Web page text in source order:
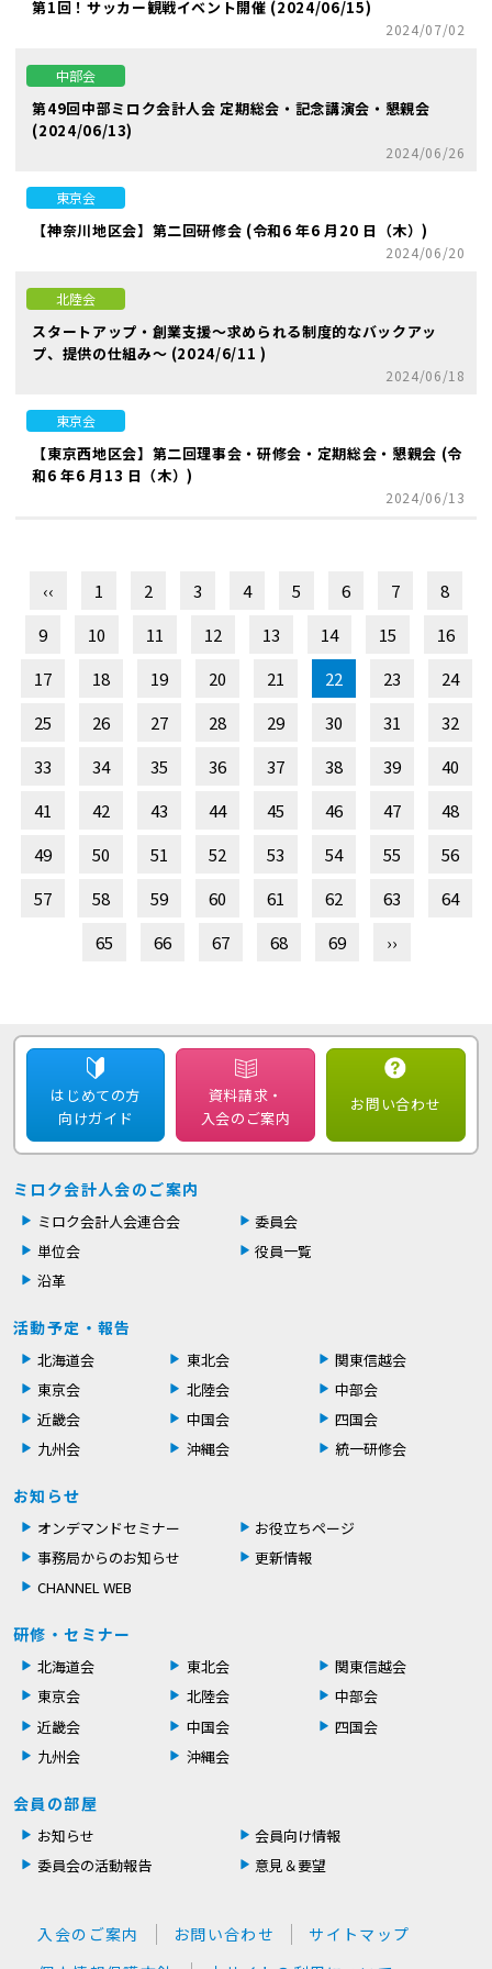
第1回！サッカー観戦イベント開催 (2024/06/15)
2024/07/02
中部会
第49回中部ミロク会計人会 定期総会・記念講演会・懇親会
(2024/06/13)
2024/06/26
東京会
【神奈川地区会】第二回研修会 (令和6 年6 月20 日（木）)
2024/06/20
北陸会
スタートアップ・創業支援～求められる制度的なバックアッ
プ、提供の仕組み～ (2024/6/11 )
2024/06/18
東京会
【東京西地区会】第二回理事会・研修会・定期総会・懇親会 (令
和6 年6 月13 日（木）)
2024/06/13
‹‹ 1 2 3 4 5 6 7
8
9
10 11 12 13 14 15
16
17
18 19 20 21 22 23
24
25
26 27 28 29 30 31
32
33
34 35 36 37 38 39
40
41
42 43 44 45 46 47
48
49
50 51 52 53 54 55
56
57
58 59 60 61 62 63
64
65
66 67 68 69 ››
はじめての方
向けガイド
資料請求・
入会のご案内
お問い合わせ
ミロク会計人会のご案内
ミロク会計人会連合会
委員会
単位会
役員一覧
沿革
活動予定・報告
北海道会 東北会
関東信越会
東京会
北陸会
中部会
近畿会
中国会
四国会
九州会
沖縄会 統一研修会
お知らせ
オンデマンドセミナー
お役立ちページ
事務局からのお知らせ
更新情報
CHANNEL WEB
研修・セミナー
北海道会 東北会
関東信越会
東京会
北陸会
中部会
近畿会
中国会
四国会
九州会
沖縄会
会員の部屋
お知らせ
会員向け情報
委員会の活動報告
意見＆要望
入会のご案内 お問い合わせ
サイトマップ